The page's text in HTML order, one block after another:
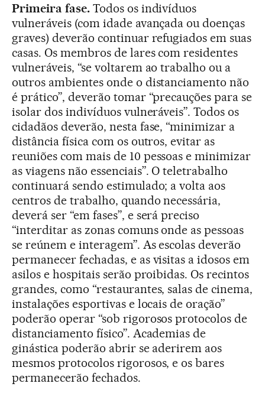
Primeira fase. Todos os indivíduos
vulneráveis (com idade avançada ou doenças
graves) deverão continuar refugiados em suas
casas. Os membros de lares com residentes
vulneráveis, “se voltarem ao trabalho ou a
outros ambientes onde o distanciamento não
é prático”, deverão tomar “precauções para se
isolar dos indivíduos vulneráveis”. Todos os
cidadãos deverão, nesta fase, “minimizar a
distância física com os outros, evitar as
reuniões com mais de 10 pessoas e minimizar
as viagens não essenciais”. O teletrabalho
continuará sendo estimulado; a volta aos
centros de trabalho, quando necessária,
deverá ser “em fases”, e será preciso
“interditar as zonas comuns onde as pessoas
se reúnem e interagem”. As escolas deverão
permanecer fechadas, e as visitas a idosos em
asilos e hospitais serão proibidas. Os recintos
grandes, como “restaurantes, salas de cinema,
instalações esportivas e locais de oração”
poderão operar “sob rigorosos protocolos de
distanciamento físico”. Academias de
ginástica poderão abrir se aderirem aos
mesmos protocolos rigorosos, e os bares
permanecerão fechados.